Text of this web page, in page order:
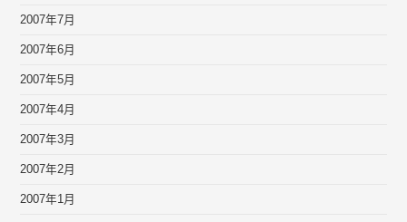
2007年7月
2007年6月
2007年5月
2007年4月
2007年3月
2007年2月
2007年1月